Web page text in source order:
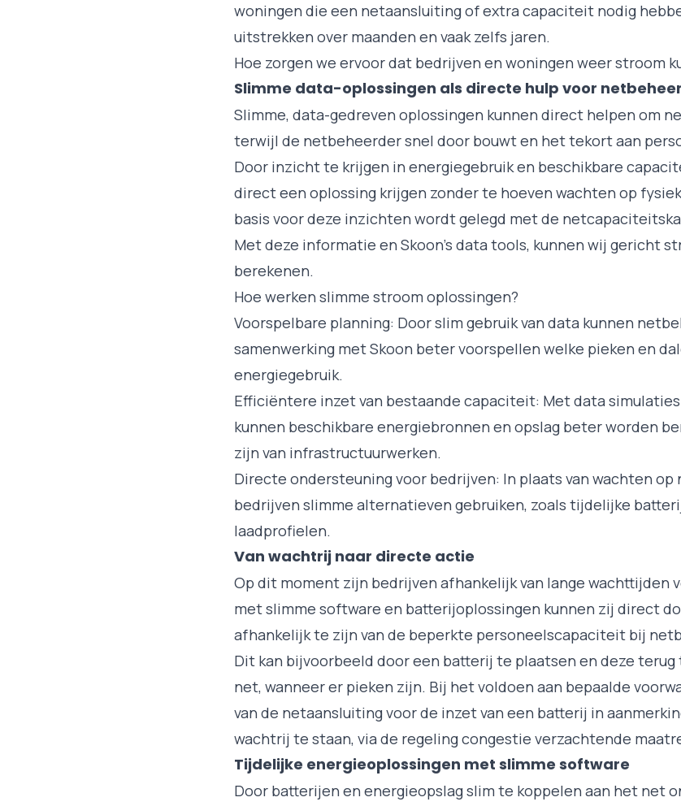
woningen die een netaansluiting of extra capaciteit nodig
uitstrekken over maanden en vaak zelfs jaren.
Hoe zorgen we ervoor dat bedrijven en woningen weer stroom
Slimme data-oplossingen als directe hulp voor
Slimme, data-gedreven oplossingen kunnen direct helpen om
terwijl de netbeheerder snel door bouwt en het tekort aan
Door inzicht te krijgen in energiegebruik en beschikbare
direct een oplossing krijgen zonder te hoeven wachten op
basis voor deze inzichten wordt gelegd met de
Met deze informatie en Skoon’s data tools, kunnen wij gericht
berekenen.
Hoe werken slimme stroom oplossingen?
Voorspelbare planning: Door slim gebruik van data kunnen
samenwerking met Skoon beter voorspellen welke pieken en
energiegebruik.
Efficiëntere inzet van bestaande capaciteit: Met data
kunnen beschikbare energiebronnen en opslag beter worden
zijn van infrastructuurwerken.
Directe ondersteuning voor bedrijven: In plaats van wachten op
bedrijven slimme alternatieven gebruiken, zoals tijdelijke
laadprofielen.
Van wachtrij naar directe actie
Op dit moment zijn bedrijven afhankelijk van lange wachttijden
met slimme software en batterijoplossingen kunnen zij direct
afhankelijk te zijn van de beperkte personeelscapaciteit bij
Dit kan bijvoorbeeld door een batterij te plaatsen en deze
net, wanneer er pieken zijn. Bij het voldoen aan bepaalde
van de netaansluiting voor de inzet van een batterij in
wachtrij te staan, via de regelingcongestie verzachtende
Tijdelijke energieoplossingen met slimme software
Door batterijen en energieopslag slim te koppelen aan het net